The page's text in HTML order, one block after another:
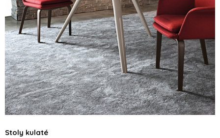
Stoly kulaté